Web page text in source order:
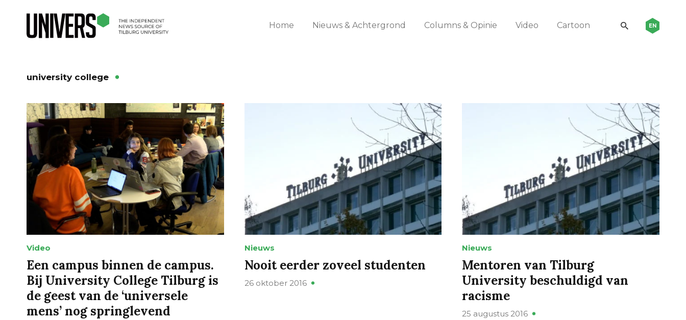
Home Nieuws & Achtergrond Columns & Opinie Video Cartoon EN
university college
Video
Een campus binnen de campus.
Bij University College Tilburg is
de geest van de ‘universele
mens’ nog springlevend
Nieuws
Nooit eerder zoveel studenten
26 oktober 2016
Nieuws
Mentoren van Tilburg
University beschuldigd van
racisme
25 augustus 2016